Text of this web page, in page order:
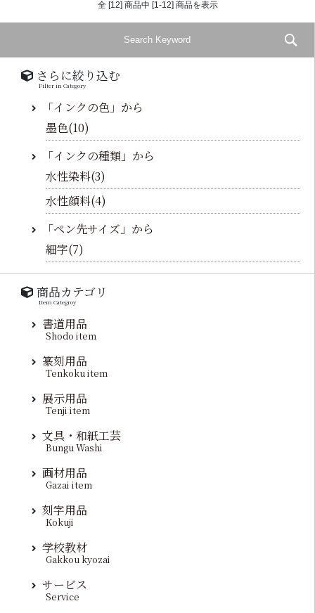
全 [12] 商品中 [1-12] 商品を表示
さらに絞り込む
Filter in Category
「インクの色」から
墨色(10)
「インクの種類」から
水性染料(3)
水性顔料(4)
「ペン先サイズ」から
細字(7)
商品カテゴリ
Item Categroy
書道用品
Shodo item
篆刻用品
Tenkoku item
展示用品
Tenji item
文具・和紙工芸
Bungu Washi
画材用品
Gazai item
刻字用品
Kokuji
学校教材
Gakkou kyozai
サービス
Service